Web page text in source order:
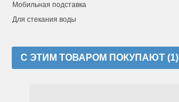
Мобильная подставка
Для стекания воды
C ЭТИМ ТОВАРОМ ПОКУПАЮТ (1)